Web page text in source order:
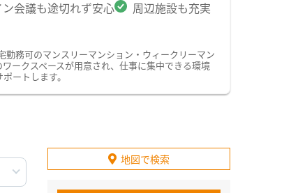
会議も途切れず安心 周辺施設も充実
務可のマンスリーマンション・ウィークリーマン
ークスペースが用意され、仕事に集中できる環境
ートします。
地図で検索